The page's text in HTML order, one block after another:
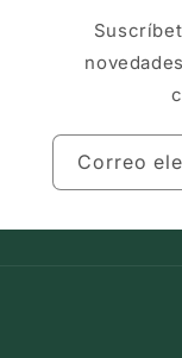
Correo